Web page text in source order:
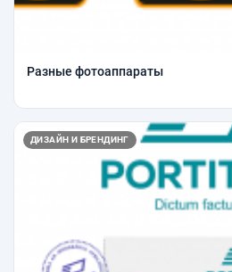
Разные фотоаппараты
ДИЗАЙН И БРЕНДИНГ